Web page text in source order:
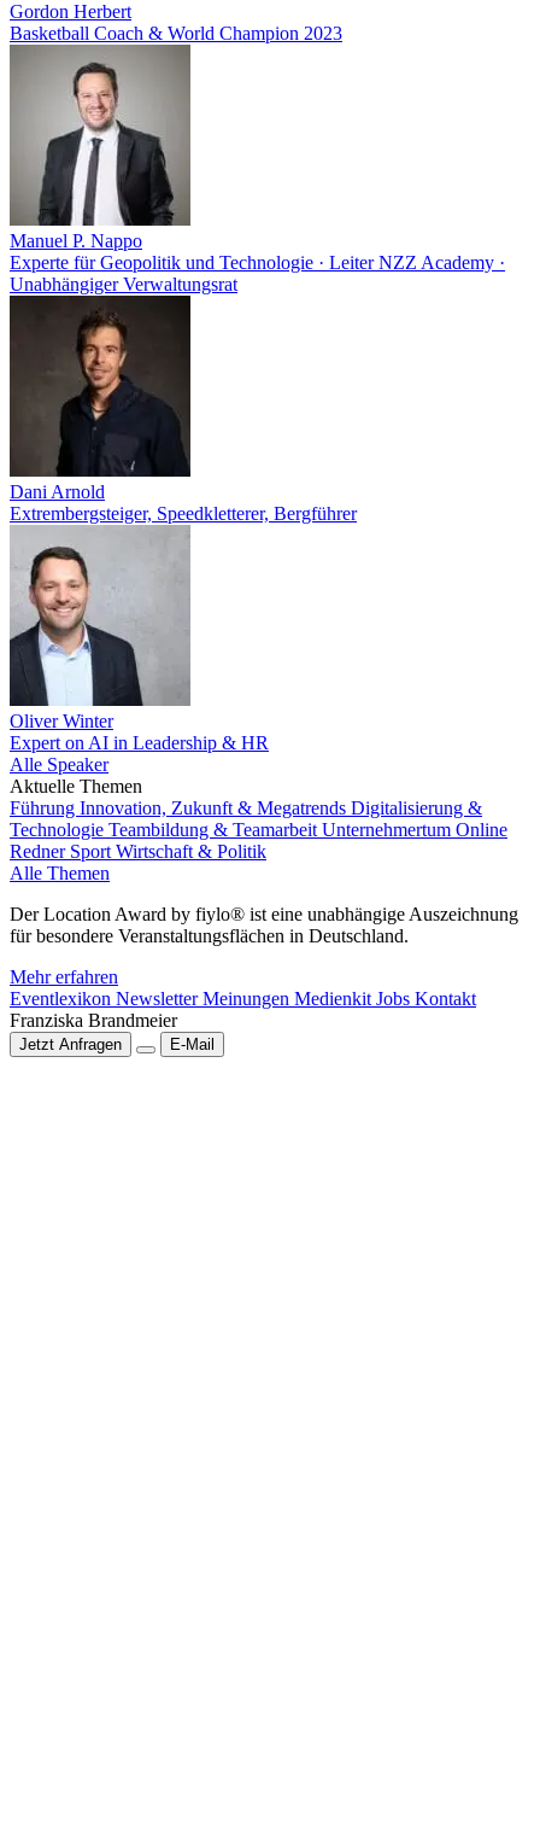
Gordon Herbert
Basketball Coach & World Champion 2023
Manuel P. Nappo
Experte für Geopolitik und Technologie · Leiter NZZ Academy ·
Unabhängiger Verwaltungsrat
Dani Arnold
Extrembergsteiger, Speedkletterer, Bergführer
Oliver Winter
Expert on AI in Leadership & HR
Alle Speaker
Aktuelle Themen
Führung Innovation, Zukunft & Megatrends Digitalisierung &
Technologie Teambildung & Teamarbeit Unternehmertum Online
Redner Sport Wirtschaft & Politik
Alle Themen
Der Location Award by fiylo® ist eine unabhängige Auszeichnung
für besondere Veranstaltungsflächen in Deutschland.
Mehr erfahren
Eventlexikon NewsletterMeinungen Medienkit Jobs Kontakt
Franziska Brandmeier
Jetzt Anfragen E-Mail